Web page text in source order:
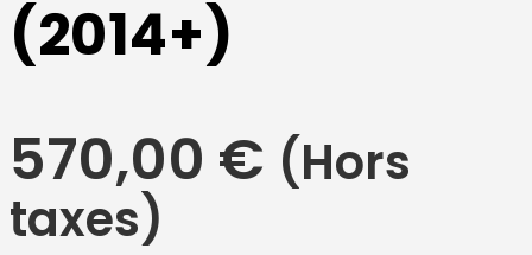
(2014+)
570,00 € (Hors
taxes)